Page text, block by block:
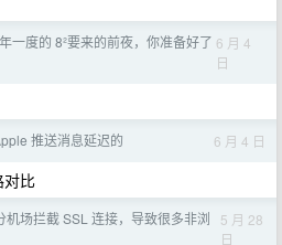
一度的 8²要来的前夜，你准备好了 6 月 4
日
推送消息延迟的 6 月 4 日
对比
机场拦截 SSL 连接，导致很多非浏
5 月 28
日